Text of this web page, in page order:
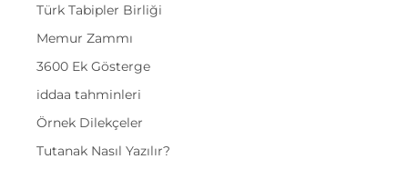
Türk Tabipler Birliği
Memur Zammı
3600 Ek Gösterge
iddaa tahminleri
Örnek Dilekçeler
Tutanak Nasıl Yazılır?